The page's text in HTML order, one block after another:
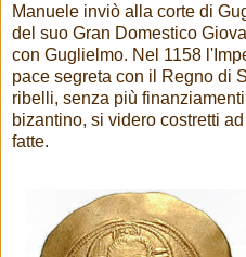
Manuele inviò alla corte di
del suo Gran Domestico
con Guglielmo. Nel 1158
pace segreta con il Regno di
ribelli, senza più
bizantino, si videro costretti
fatte.